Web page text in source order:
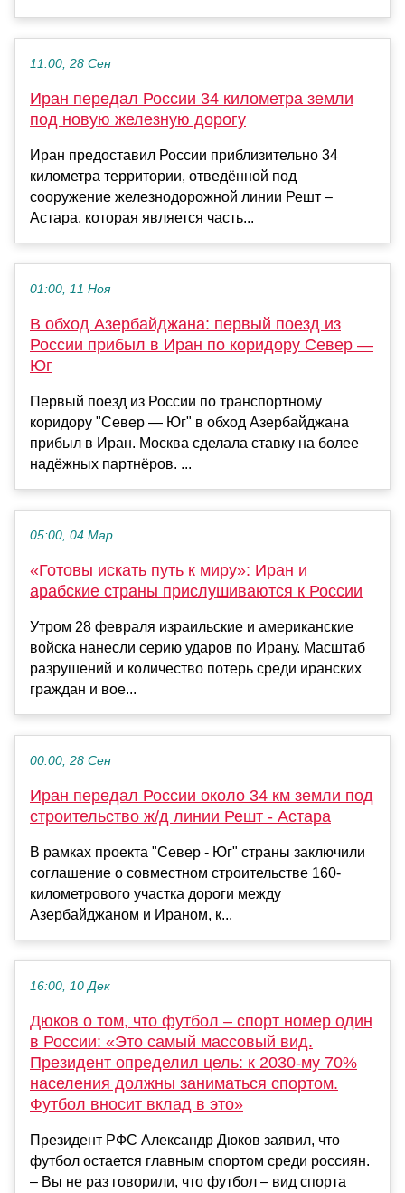
11:00, 28 Сен
Иран передал России 34 километра земли
под новую железную дорогу
Иран предоставил России приблизительно 34
километра территории, отведённой под
сооружение железнодорожной линии Решт –
Астара, которая является часть...
01:00, 11 Ноя
В обход Азербайджана: первый поезд из
России прибыл в Иран по коридору Север —
Юг
Первый поезд из России по транспортному
коридору "Север — Юг" в обход Азербайджана
прибыл в Иран. Москва сделала ставку на более
надёжных партнёров. ...
05:00, 04 Мар
«Готовы искать путь к миру»: Иран и
арабские страны прислушиваются к России
Утром 28 февраля израильские и американские
войска нанесли серию ударов по Ирану. Масштаб
разрушений и количество потерь среди иранских
граждан и вое...
00:00, 28 Сен
Иран передал России около 34 км земли под
строительство ж/д линии Решт - Астара
В рамках проекта "Север - Юг" страны заключили
соглашение о совместном строительстве 160-
километрового участка дороги между
Азербайджаном и Ираном, к...
16:00, 10 Дек
Дюков о том, что футбол – спорт номер один
в России: «Это самый массовый вид.
Президент определил цель: к 2030-му 70%
населения должны заниматься спортом.
Футбол вносит вклад в это»
Президент РФС Александр Дюков заявил, что
футбол остается главным спортом среди россиян.
– Вы не раз говорили, что футбол – вид спорта